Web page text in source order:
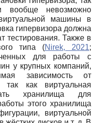
вообще невозможно
машины в
гипервизора должна
тестирования. Также в
типа (Nirek, 2021;
для работы с
у крупных компаний,
зависимость от
так как виртуальная
хранилища для
этого хранилища
виртуальной